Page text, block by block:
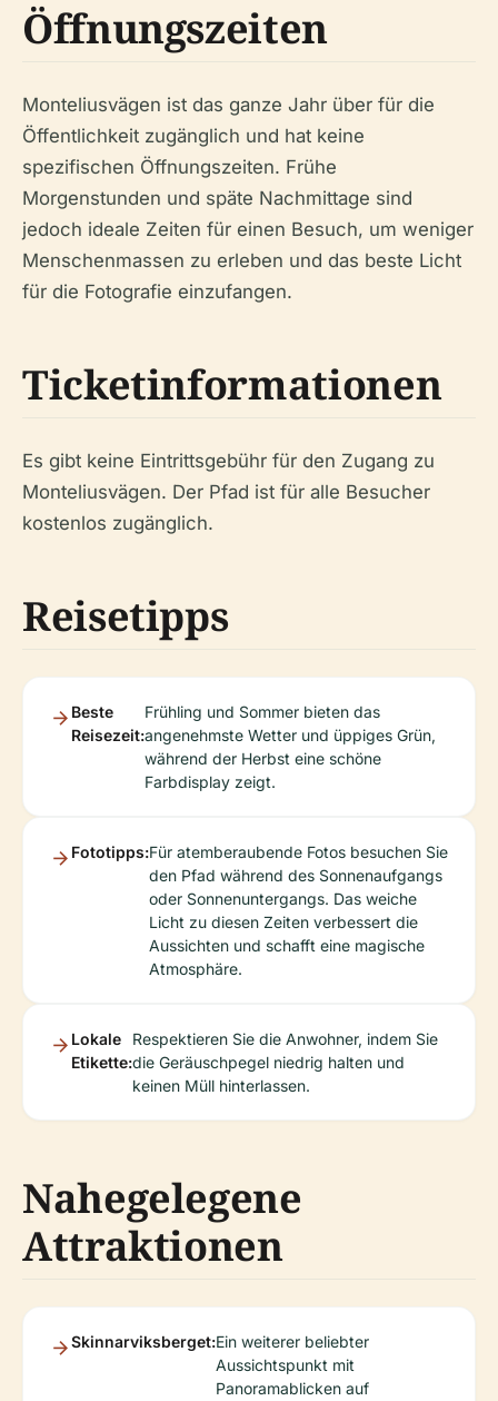
Öffnungszeiten
Monteliusvägen ist das ganze Jahr über für die
Öffentlichkeit zugänglich und hat keine
spezifischen Öffnungszeiten. Frühe
Morgenstunden und späte Nachmittage sind
jedoch ideale Zeiten für einen Besuch, um weniger
Menschenmassen zu erleben und das beste Licht
für die Fotografie einzufangen.
Ticketinformationen
Es gibt keine Eintrittsgebühr für den Zugang zu
Monteliusvägen. Der Pfad ist für alle Besucher
kostenlos zugänglich.
Reisetipps
Beste
Reisezeit:
Frühling und Sommer bieten das
angenehmste Wetter und üppiges Grün,
während der Herbst eine schöne
Farbdisplay zeigt.
Fototipps:Für atemberaubende Fotos besuchen Sie
den Pfad während des Sonnenaufgangs
oder Sonnenuntergangs. Das weiche
Licht zu diesen Zeiten verbessert die
Aussichten und schafft eine magische
Atmosphäre.
Lokale
Etikette:
Respektieren Sie die Anwohner, indem Sie
die Geräuschpegel niedrig halten und
keinen Müll hinterlassen.
Nahegelegene
Attraktionen
Skinnarviksberget:Ein weiterer beliebter
Aussichtspunkt mit
Panoramablicken auf